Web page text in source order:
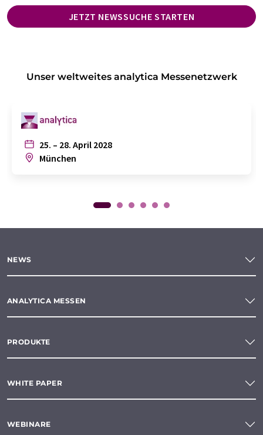
JETZT NEWSSUCHE STARTEN
Unser weltweites analytica Messenetzwerk
25. – 28. April 2028
München
NEWS
ANALYTICA MESSEN
PRODUKTE
WHITE PAPER
WEBINARE